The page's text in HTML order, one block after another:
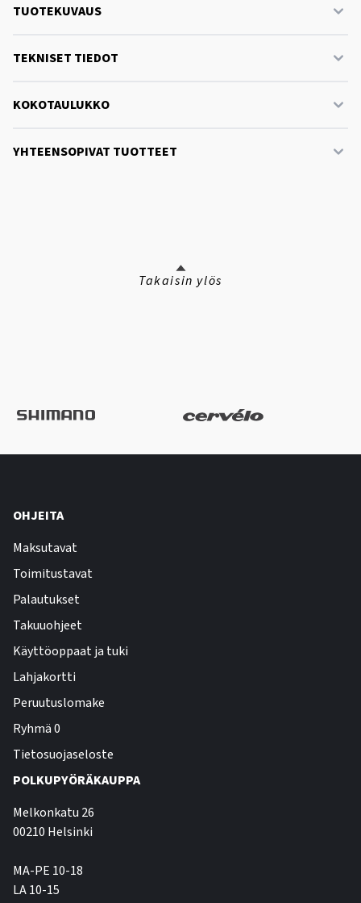
TUOTEKUVAUS
TEKNISET TIEDOT
KOKOTAULUKKO
YHTEENSOPIVAT TUOTTEET
Takaisin ylös
OHJEITA
Maksutavat
Toimitustavat
Palautukset
Takuuohjeet
Käyttöoppaat ja tuki
Lahjakortti
Peruutuslomake
Ryhmä 0
Tietosuojaseloste
POLKUPYÖRÄKAUPPA
Melkonkatu 26
00210 Helsinki
MA-PE 10-18
LA 10-15